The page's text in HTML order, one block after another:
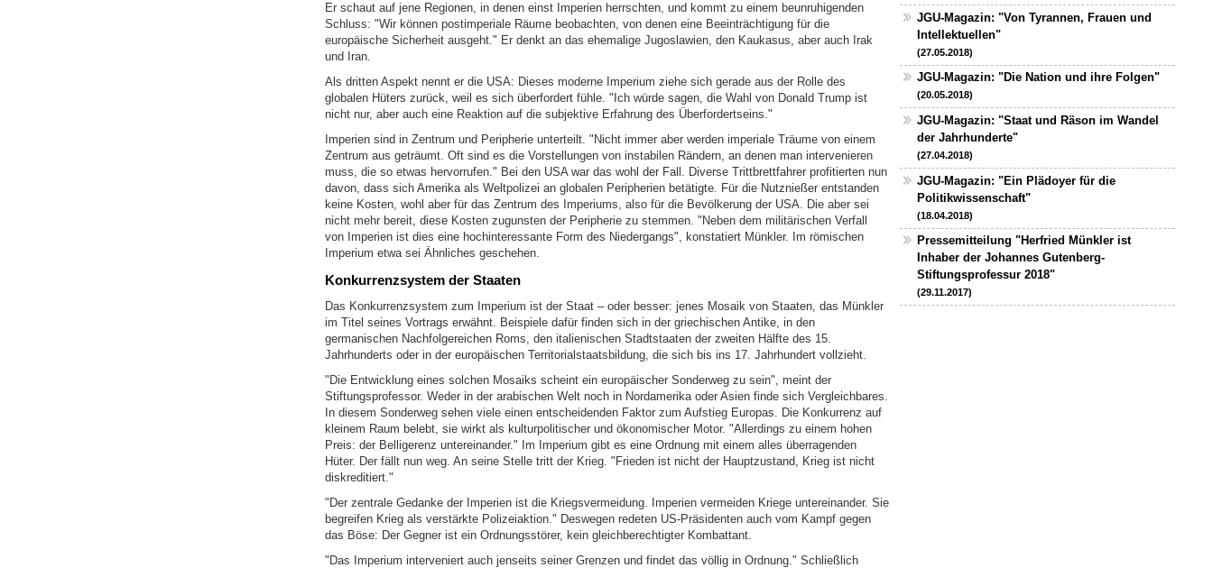
Er schaut auf jene Regionen, in denen einst Imperien herrschten, und kommt zu einem beunruhigenden
Schluss: "Wir können postimperiale Räume beobachten, von denen eine Beeinträchtigung für die
europäische Sicherheit ausgeht." Er denkt an das ehemalige Jugoslawien, den Kaukasus, aber auch Irak
und Iran.
Als dritten Aspekt nennt er die USA: Dieses moderne Imperium ziehe sich gerade aus der Rolle des
globalen Hüters zurück, weil es sich überfordert fühle. "Ich würde sagen, die Wahl von Donald Trump ist
nicht nur, aber auch eine Reaktion auf die subjektive Erfahrung des Überfordertseins."
Imperien sind in Zentrum und Peripherie unterteilt. "Nicht immer aber werden imperiale Träume von einem
Zentrum aus geträumt. Oft sind es die Vorstellungen von instabilen Rändern, an denen man intervenieren
muss, die so etwas hervorrufen." Bei den USA war das wohl der Fall. Diverse Trittbrettfahrer profitierten nun
davon, dass sich Amerika als Weltpolizei an globalen Peripherien betätigte. Für die Nutznießer entstanden
keine Kosten, wohl aber für das Zentrum des Imperiums, also für die Bevölkerung der USA. Die aber sei
nicht mehr bereit, diese Kosten zugunsten der Peripherie zu stemmen. "Neben dem militärischen Verfall
von Imperien ist dies eine hochinteressante Form des Niedergangs", konstatiert Münkler. Im römischen
Imperium etwa sei Ähnliches geschehen.
Konkurrenzsystem der Staaten
Das Konkurrenzsystem zum Imperium ist der Staat – oder besser: jenes Mosaik von Staaten, das Münkler
im Titel seines Vortrags erwähnt. Beispiele dafür finden sich in der griechischen Antike, in den
germanischen Nachfolgereichen Roms, den italienischen Stadtstaaten der zweiten Hälfte des 15.
Jahrhunderts oder in der europäischen Territorialstaatsbildung, die sich bis ins 17. Jahrhundert vollzieht.
"Die Entwicklung eines solchen Mosaiks scheint ein europäischer Sonderweg zu sein", meint der
Stiftungsprofessor. Weder in der arabischen Welt noch in Nordamerika oder Asien finde sich Vergleichbares.
In diesem Sonderweg sehen viele einen entscheidenden Faktor zum Aufstieg Europas. Die Konkurrenz auf
kleinem Raum belebt, sie wirkt als kulturpolitischer und ökonomischer Motor. "Allerdings zu einem hohen
Preis: der Belligerenz untereinander." Im Imperium gibt es eine Ordnung mit einem alles überragenden
Hüter. Der fällt nun weg. An seine Stelle tritt der Krieg. "Frieden ist nicht der Hauptzustand, Krieg ist nicht
diskreditiert."
"Der zentrale Gedanke der Imperien ist die Kriegsvermeidung. Imperien vermeiden Kriege untereinander. Sie
begreifen Krieg als verstärkte Polizeiaktion." Deswegen redeten US-Präsidenten auch vom Kampf gegen
das Böse: Der Gegner ist ein Ordnungsstörer, kein gleichberechtigter Kombattant.
"Das Imperium interveniert auch jenseits seiner Grenzen und findet das völlig in Ordnung." Schließlich
JGU-Magazin: "Von Tyrannen, Frauen und
Intellektuellen"
(27.05.2018)
JGU-Magazin: "Die Nation und ihre Folgen"
(20.05.2018)
JGU-Magazin: "Staat und Räson im Wandel
der Jahrhunderte"
(27.04.2018)
JGU-Magazin: "Ein Plädoyer für die
Politikwissenschaft"
(18.04.2018)
Pressemitteilung "Herfried Münkler ist
Inhaber der Johannes Gutenberg-
Stiftungsprofessur 2018"
(29.11.2017)